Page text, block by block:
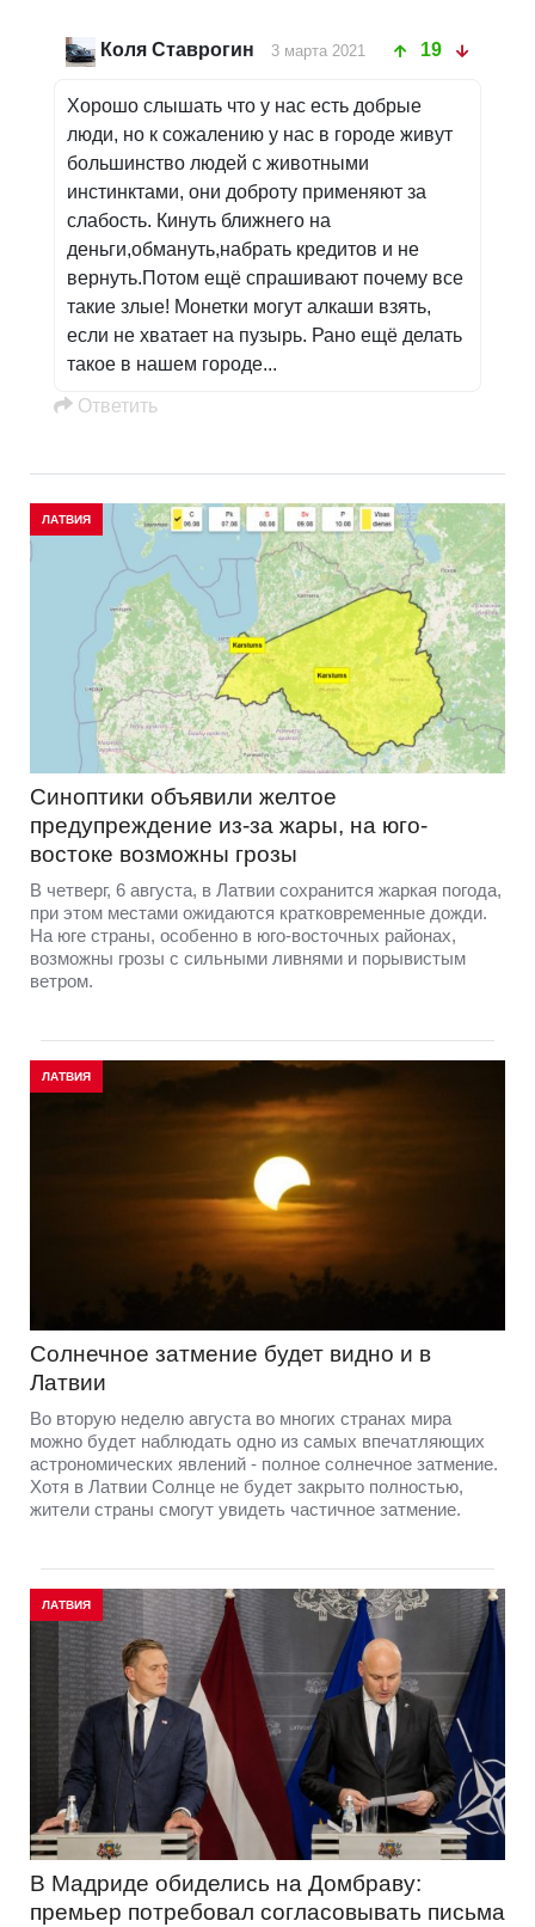
Коля Ставрогин 3 марта 2021 19
Хорошо слышать что у нас есть добрые
люди, но к сожалению у нас в городе живут
большинство людей с животными
инстинктами, они доброту применяют за
слабость. Кинуть ближнего на
деньги,обмануть,набрать кредитов и не
вернуть.Потом ещё спрашивают почему все
такие злые! Монетки могут алкаши взять,
если не хватает на пузырь. Рано ещё делать
такое в нашем городе...
Oтветить
ЛАТВИЯ
Синоптики объявили желтое
предупреждение из-за жары, на юго-
востоке возможны грозы
В четверг, 6 августа, в Латвии сохранится жаркая погода,
при этом местами ожидаются кратковременные дожди.
На юге страны, особенно в юго-восточных районах,
возможны грозы с сильными ливнями и порывистым
ветром.
ЛАТВИЯ
Солнечное затмение будет видно и в
Латвии
Во вторую неделю августа во многих странах мира
можно будет наблюдать одно из самых впечатляющих
астрономических явлений - полное солнечное затмение.
Хотя в Латвии Солнце не будет закрыто полностью,
жители страны смогут увидеть частичное затмение.
ЛАТВИЯ
В Мадриде обиделись на Домбраву:
премьер потребовал согласовывать письма